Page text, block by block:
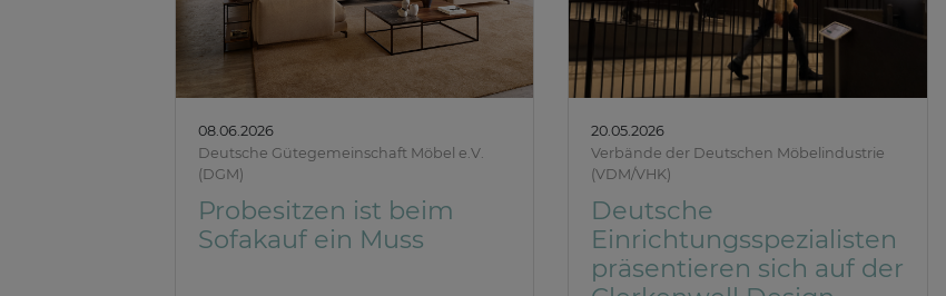
08.06.2026
Deutsche Gütegemeinschaft Möbel e.V.
(DGM)
Probesitzen ist beim
Sofakauf ein Muss
20.05.2026
Verbände der Deutschen Möbelindustrie
(VDM/VHK)
Deutsche
Einrichtungsspezialisten
präsentieren sich auf der